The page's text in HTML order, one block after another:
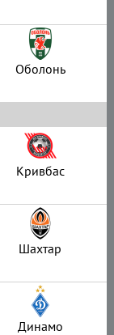
Оболонь
Кривбас
Шахтар
Динамо